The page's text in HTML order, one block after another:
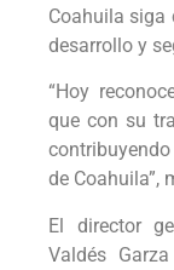
Coahuila siga
desarrollo y
“Hoy
que con su
de Coahuila”,
El director
Valdés